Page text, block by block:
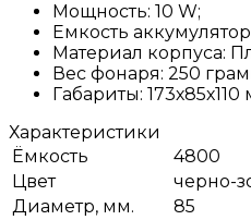
Мощность: 10 W;
Емкость
Материал корпуса:
Вес фонаря: 250
Габариты: 173х85х110
Характеристики
Ёмкость
4800
Цвет
черно-
Диаметр, мм.
85